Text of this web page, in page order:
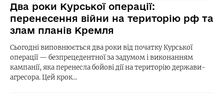
Два роки Курської операції:
перенесення війни на територію рф та
злам планів Кремля
Сьогодні виповнюється два роки від початку Курської
операції — безпрецедентної за задумом і виконанням
кампанії, яка перенесла бойові дії на територію держави-
агресора. Цей крок…